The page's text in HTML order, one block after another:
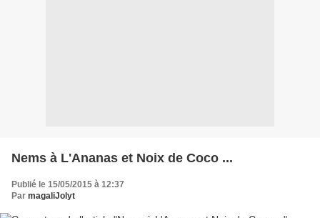
Nems à L'Ananas et Noix de Coco ...
Publié le 15/05/2015 à 12:37
Par magaliJolyt